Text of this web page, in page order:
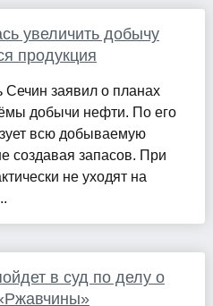
увеличить добычу
продукция
Сечин заявил о планах
добычи нефти. По его
всю добываемую
создавая запасов. При
не уходят на
в суд по делу о